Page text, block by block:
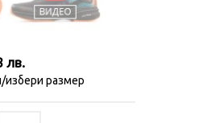
лв.
избери размер